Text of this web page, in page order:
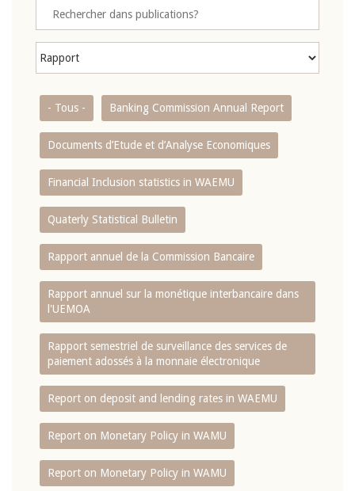
- Tous - Banking Commission Annual Report
Documents d’Etude et d’Analyse Economiques
Financial Inclusion statistics in WAEMU
Quaterly Statistical Bulletin
Rapport annuel de la Commission Bancaire
Rapport annuel sur la monétique interbancaire dans
l'UEMOA
Rapport semestriel de surveillance des services de
paiement adossés à la monnaie électronique
Report on deposit and lending rates in WAEMU
Report on Monetary Policy in WAMU
Report on Monetary Policy in WAMU